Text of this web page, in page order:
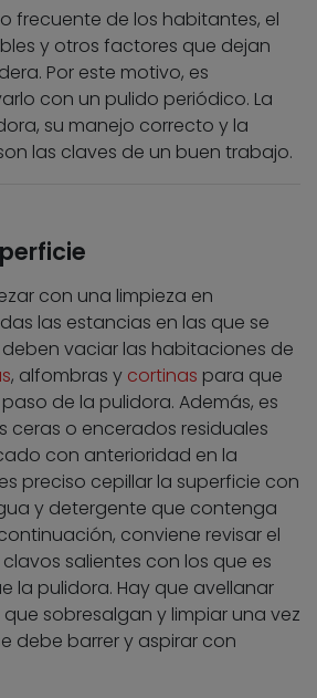
frecuente de los habitantes, el
y otros factores que dejan
Por este motivo, es
con un pulido periódico. La
su manejo correcto y la
las claves de un buen trabajo.
con una limpieza en
las estancias en las que se
deben vaciar las habitaciones de
, alfombras y cortinas para que
de la pulidora. Además, es
ceras o encerados residuales
con anterioridad en la
preciso cepillar la superficie con
y detergente que contenga
conviene revisar el
salientes con los que es
la pulidora. Hay que avellanar
sobresalgan y limpiar una vez
debe barrer y aspirar con